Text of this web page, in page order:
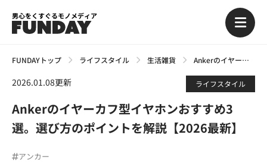
男心をくすぐるモノメディア
FUNDAYトップ ライフスタイル 生活雑貨 Ankerのイヤーカフ型イヤホンおすすめ3選。選び方のポイントを解説【2026最新】
2026.01.08更新 ライフスタイル
Ankerのイヤーカフ型イヤホンおすすめ3
選。選び方のポイントを解説【2026最新】
アンカー